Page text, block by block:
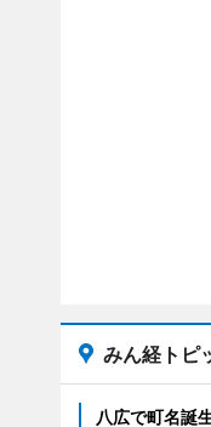
みん経トピ
八広で町名誕